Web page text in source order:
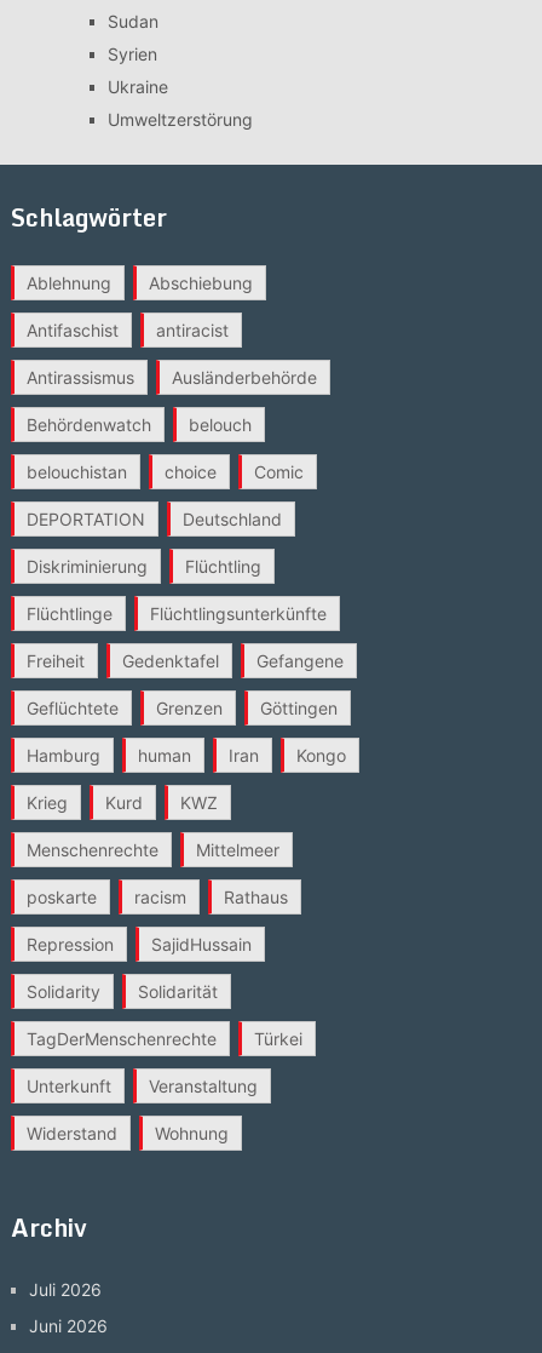
Sudan
Syrien
Ukraine
Umweltzerstörung
Schlagwörter
Ablehnung Abschiebung
Antifaschist antiracist
Antirassismus Ausländerbehörde
Behördenwatch belouch
belouchistan choice Comic
DEPORTATION Deutschland
Diskriminierung Flüchtling
Flüchtlinge Flüchtlingsunterkünfte
Freiheit Gedenktafel Gefangene
Geflüchtete Grenzen Göttingen
Hamburg human Iran Kongo
Krieg Kurd KWZ
Menschenrechte Mittelmeer
poskarte racism Rathaus
Repression SajidHussain
Solidarity Solidarität
TagDerMenschenrechte Türkei
Unterkunft Veranstaltung
Widerstand Wohnung
Archiv
Juli 2026
Juni 2026